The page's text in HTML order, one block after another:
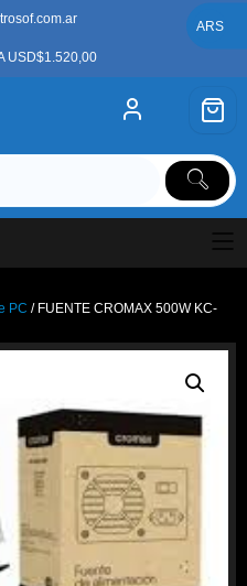
USD$1.520,00
PC / FUENTE CROMAX 500W KC-
ARS